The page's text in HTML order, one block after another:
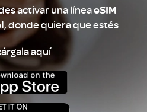
activar una líneaeSIM
, donde quiera que estés
aquí